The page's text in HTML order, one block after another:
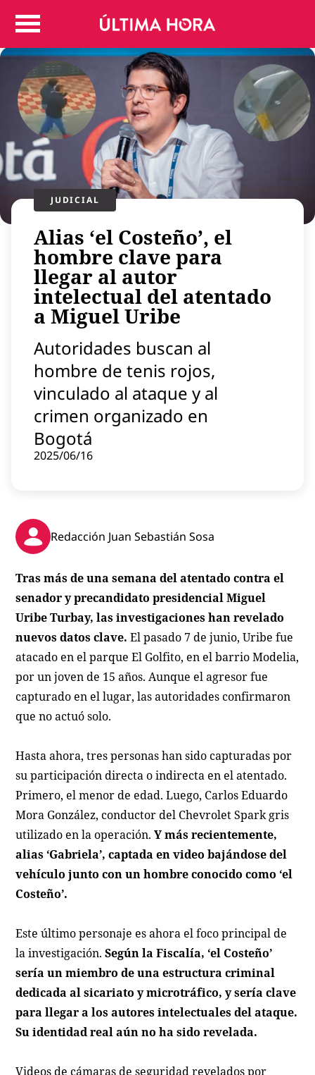
Colombia
Judicial
Politica
Regiones
Deportes
Positivas
Entretenimiento
Vida
Mundo
Virales
Tecnología
Economía
Estilo de vida
Contenido patrocinado
Instagram
JUDICIAL
Alias ‘el Costeño’, el
hombre clave para
llegar al autor
intelectual del atentado
a Miguel Uribe
Autoridades buscan al
hombre de tenis rojos,
vinculado al ataque y al
crimen organizado en
Bogotá
2025/06/16
Redacción Juan Sebastián Sosa
Tras más de una semana del atentado contra el
senador y precandidato presidencial Miguel
Uribe Turbay, las investigaciones han revelado
nuevos datos clave. El pasado 7 de junio, Uribe fue
atacado en el parque El Golfito, en el barrio Modelia,
por un joven de 15 años. Aunque el agresor fue
capturado en el lugar, las autoridades confirmaron
que no actuó solo.
Hasta ahora, tres personas han sido capturadas por
su participación directa o indirecta en el atentado.
Primero, el menor de edad. Luego, Carlos Eduardo
Mora González, conductor del Chevrolet Spark gris
utilizado en la operación.Y más recientemente,
alias ‘Gabriela’, captada en video bajándose del
vehículo junto con un hombre conocido como ‘el
Costeño’.
Este último personaje es ahora el foco principal de
la investigación.Según la Fiscalía, ‘el Costeño’
sería un miembro de una estructura criminal
dedicada al sicariato y microtráfico, y sería clave
para llegar a los autores intelectuales del ataque.
Su identidad real aún no ha sido revelada.
Videos de cámaras de seguridad revelados por